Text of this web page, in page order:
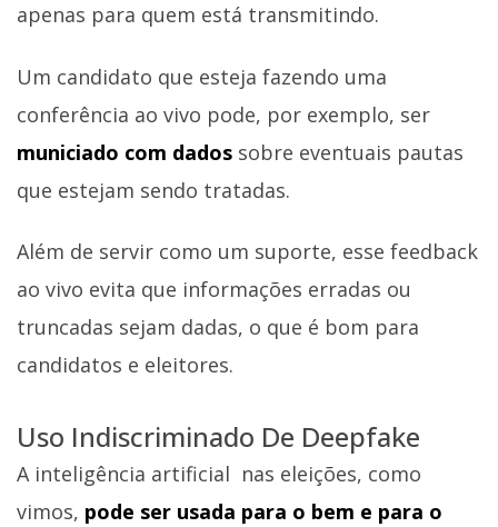
apenas para quem está transmitindo.
Um candidato que esteja fazendo uma
conferência ao vivo pode, por exemplo, ser
municiado com dados sobre eventuais pautas
que estejam sendo tratadas.
Além de servir como um suporte, esse feedback
ao vivo evita que informações erradas ou
truncadas sejam dadas, o que é bom para
candidatos e eleitores.
Uso Indiscriminado De Deepfake
A inteligência artificial nas eleições, como
vimos, pode ser usada para o bem e para o